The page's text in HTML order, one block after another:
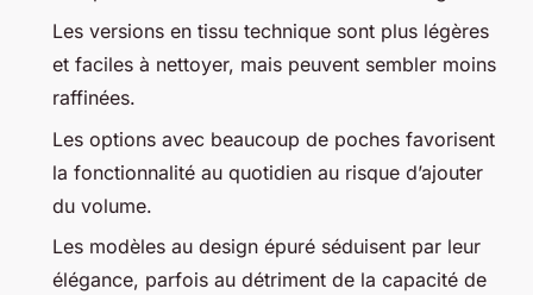
Les versions en tissu technique sont plus légères
et faciles à nettoyer, mais peuvent sembler moins
raffinées.
Les options avec beaucoup de poches favorisent
la fonctionnalité au quotidien au risque d’ajouter
du volume.
Les modèles au design épuré séduisent par leur
élégance, parfois au détriment de la capacité de